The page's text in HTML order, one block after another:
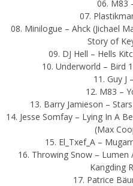
06. M83
07.
08. Minilogue – Ahck (Jichael
Story of
09. DJ Hell – Hells
10. Underworld – Bird
11. Guy J
12. M83 –
13. Barry Jamieson –
14. Jesse Somfay – Lying In A
(Max
15. El_Txef_A –
16. Throwing Snow –
Kangding
17. Patrice